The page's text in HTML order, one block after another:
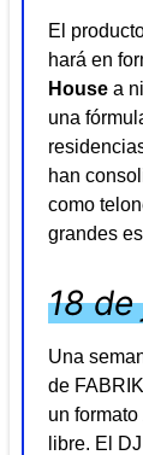
El
hará en
House a
una
han
como
grandes
18
Una
de
un formato
libre. El